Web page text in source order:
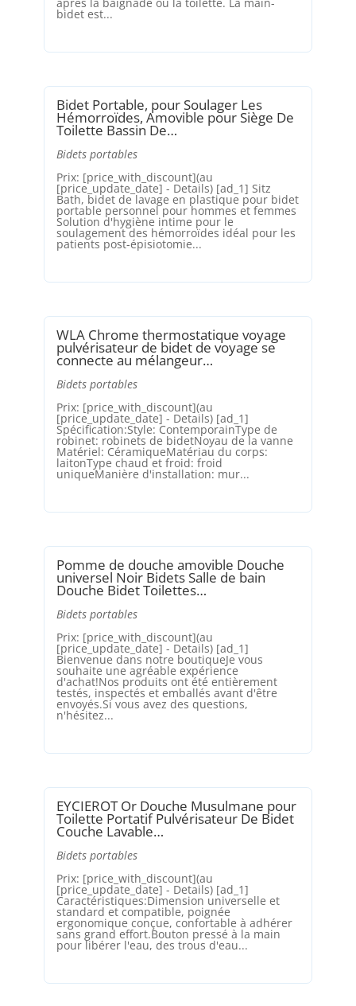
bidet est...
Bidet Portable, pour Soulager Les
Hémorroïdes, Amovible pour Siège De
Toilette Bassin De…
Bidets portables
Prix: [price_with_discount](au
[price_update_date] - Details) [ad_1] Sitz
Bath, bidet de lavage en plastique pour bidet
portable personnel pour hommes et femmes
Solution d'hygiène intime pour le
soulagement des hémorroïdes idéal pour les
patients post-épisiotomie...
WLA Chrome thermostatique voyage
pulvérisateur de bidet de voyage se
connecte au mélangeur…
Bidets portables
Prix: [price_with_discount](au
[price_update_date] - Details) [ad_1]
Spécification:Style: ContemporainType de
robinet: robinets de bidetNoyau de la vanne
Matériel: CéramiqueMatériau du corps:
laitonType chaud et froid: froid
uniqueManière d'installation: mur...
Pomme de douche amovible Douche
universel Noir Bidets Salle de bain
Douche Bidet Toilettes…
Bidets portables
Prix: [price_with_discount](au
[price_update_date] - Details) [ad_1]
Bienvenue dans notre boutiqueJe vous
souhaite une agréable expérience
d'achat!Nos produits ont été entièrement
testés, inspectés et emballés avant d'être
envoyés.Si vous avez des questions,
n'hésitez...
EYCIEROT Or Douche Musulmane pour
Toilette Portatif Pulvérisateur De Bidet
Couche Lavable…
Bidets portables
Prix: [price_with_discount](au
[price_update_date] - Details) [ad_1]
Caractéristiques:Dimension universelle et
standard et compatible, poignée
ergonomique conçue, confortable à adhérer
sans grand effort.Bouton pressé à la main
pour libérer l'eau, des trous d'eau...